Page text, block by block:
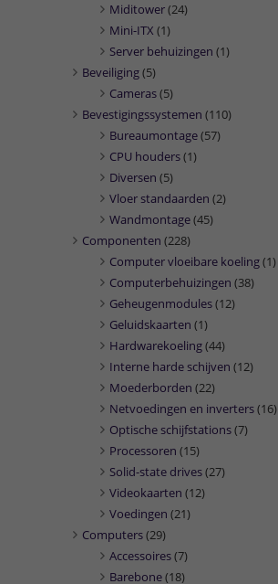
Miditower(24)
Mini-ITX (1)
Server behuizingen (1)
Beveiliging(5)
Cameras(5)
Bevestigingssystemen (110)
Bureaumontage(57)
CPU houders(1)
Diversen (5)
Vloer standaarden (2)
Wandmontage(45)
Componenten (228)
Computer vloeibare koeling(1)
Computerbehuizingen (38)
Geheugenmodules(12)
Geluidskaarten (1)
Hardwarekoeling(44)
Interne harde schijven (12)
Moederborden (22)
Netvoedingen en inverters(16)
Optische schijfstations(7)
Processoren (15)
Solid-state drives(27)
Videokaarten (12)
Voedingen (21)
Computers(29)
Accessoires(7)
Barebone(18)